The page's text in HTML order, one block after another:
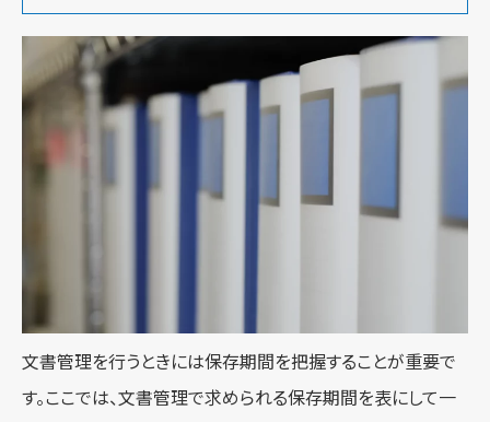
文書管理を行うときには保存期間を把握することが重要で
す。ここでは、文書管理で求められる保存期間を表にして一